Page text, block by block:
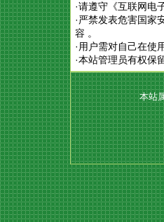
·请遵守《互联网电
·严禁发表危害国家
容 。
·用户需对自己在使
·本站管理员有权保
本站